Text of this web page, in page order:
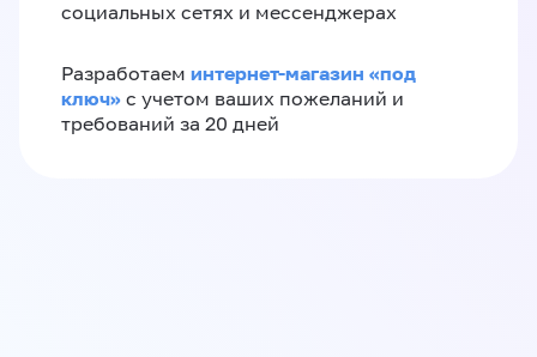
социальных сетях и мессенджерах
Разработаем интернет-магазин «‎под
ключ»‎ с учетом ваших пожеланий и
требований за 20 дней